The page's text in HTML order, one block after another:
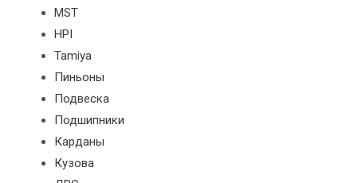
MST
HPI
Tamiya
Пиньоны
Подвеска
Подшипники
Карданы
Кузова